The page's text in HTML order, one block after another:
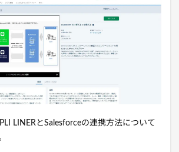
LINERとSalesforceの連携方法について